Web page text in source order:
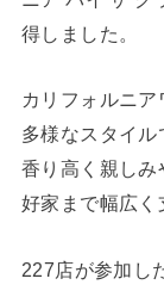
得しました。
カリフォルニ
多様なスタイル
香り高く親しみ
好家まで幅広く
227店が参加し